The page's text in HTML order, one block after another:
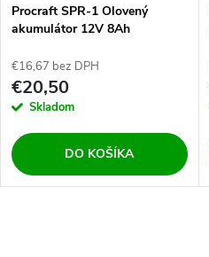
e
p
r
o
d
p
r
o
d
Procraft SPR-1 Olovený
akumulátor 12V 8Ah
€16,67 bez DPH
€20,50
Skladom
DO KOŠÍKA